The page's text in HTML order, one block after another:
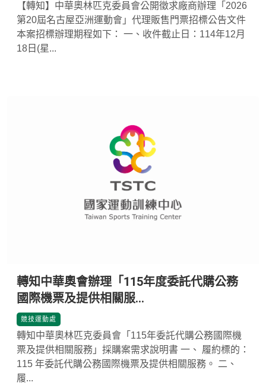
【轉知】中華奧林匹克委員會公開徵求廠商辦理「2026
第20屆名古屋亞洲運動會」代理販售門票招標公告文件
本案招標辦理期程如下： 一、收件截止日：114年12月
18日(星...
轉知中華奧會辦理「115年度委託代購公務
國際機票及提供相關服...
競技運動處 *
轉知中華奧林匹克委員會「115年委託代購公務國際機
票及提供相關服務」採購案需求說明書 一、 履約標的：
115 年委託代購公務國際機票及提供相關服務。 二、
履...